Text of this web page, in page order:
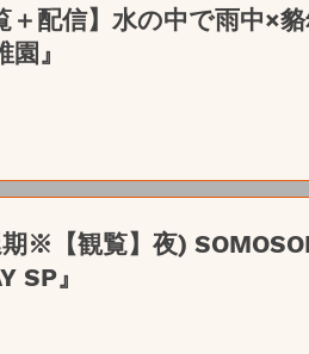
配信】水の中で雨中×
』
※【観覧】夜)
SP』